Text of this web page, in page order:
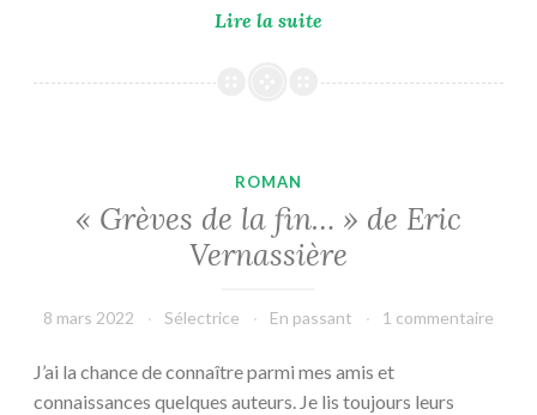
Lire la suite
débit »
ROMAN
« Grèves de la fin… » de Eric
Vernassière
8 mars 2022 Sélectrice En passant 1 commentaire
J’ai la chance de connaître parmi mes amis et
connaissances quelques auteurs. Je lis toujours leurs